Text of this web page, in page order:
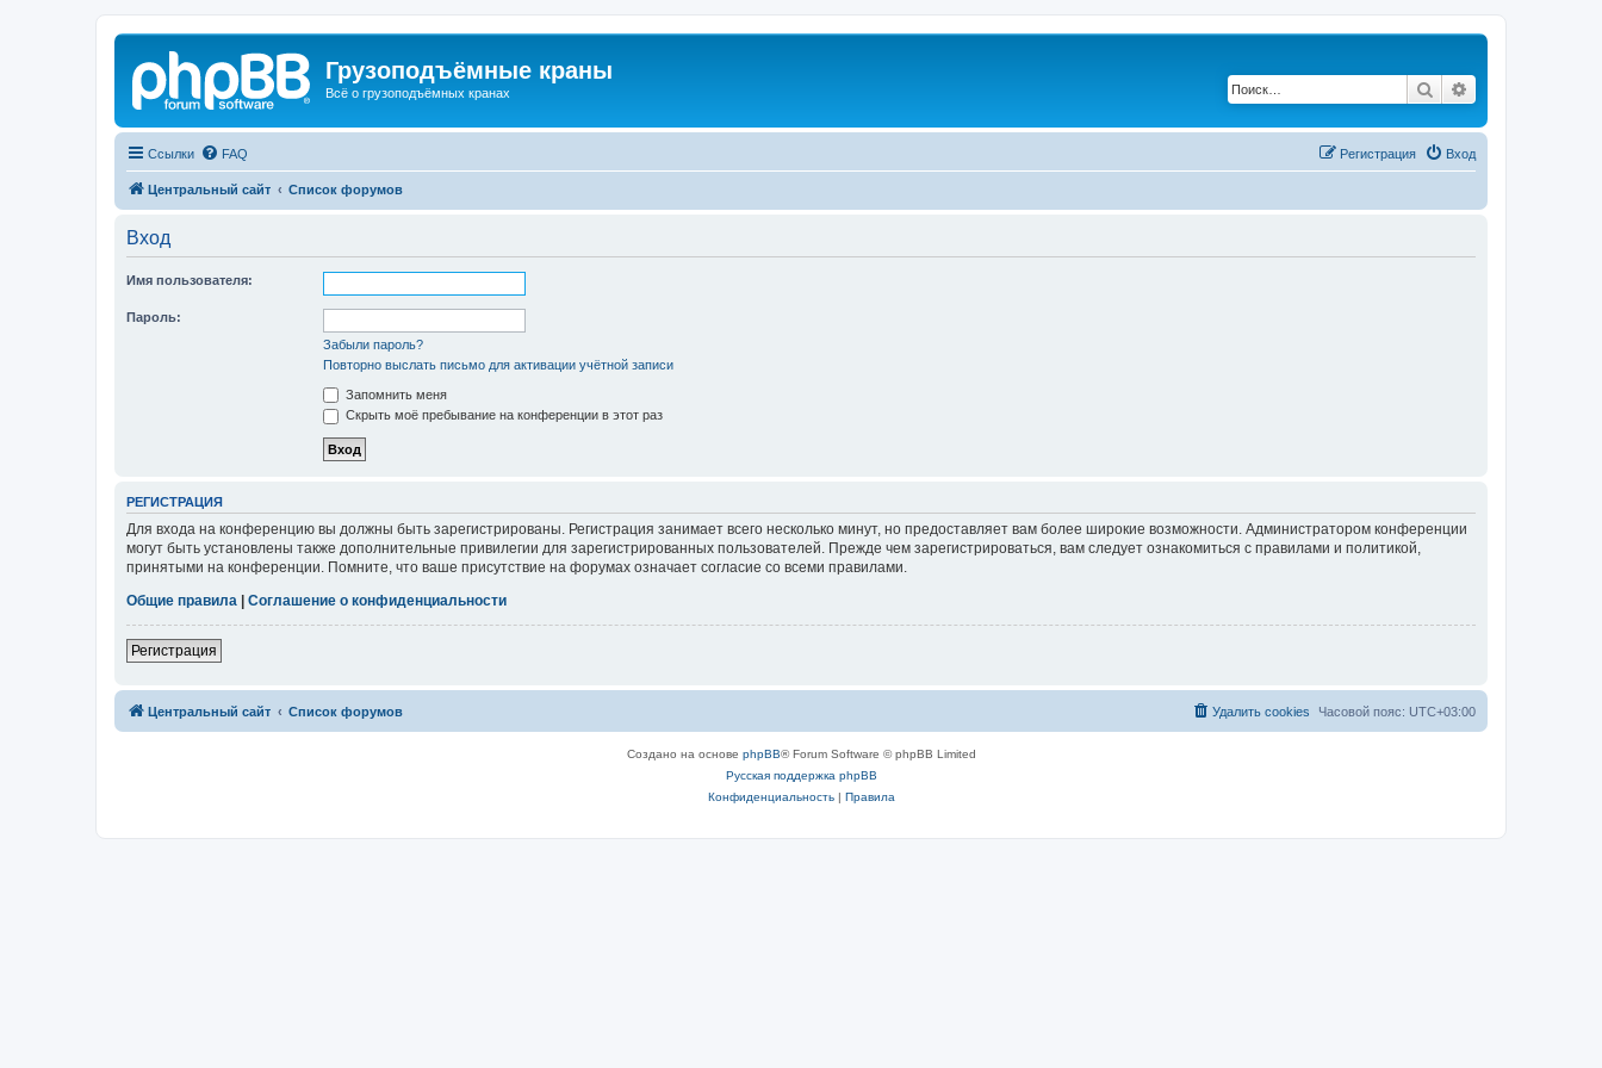
Грузоподъёмные краны
Всё о грузоподъёмных кранах Поиск
Ссылки FAQ Вход
Регистрация
Центральный сайт Список форумов
Вход
Имя пользователя:
Пароль:
Забыли пароль?
Повторно выслать письмо для активации учётной записи
Запомнить меня
Скрыть моё пребывание на конференции в этот раз
РЕГИСТРАЦИЯ
Для входа на конференцию вы должны быть зарегистрированы. Регистрация занимает всего несколько минут, но предоставляет вам более широкие возможности. Администратором конференции
могут быть установлены также дополнительные привилегии для зарегистрированных пользователей. Прежде чем зарегистрироваться, вам следует ознакомиться с правилами и политикой,
принятыми на конференции. Помните, что ваше присутствие на форумах означает согласие со всеми правилами.
Общие правила
Соглашение о конфиденциальности
Регистрация
Центральный сайт Список форумов Часовой пояс: UTC+03:00
Удалить cookies
Создано на основе phpBB® Forum Software © phpBB Limited
Русская поддержка phpBB
Конфиденциальность| Правила